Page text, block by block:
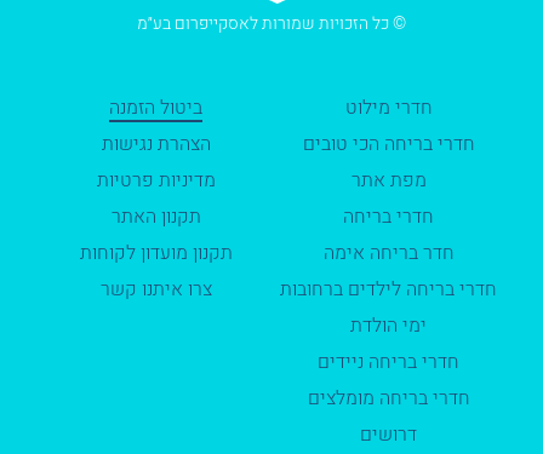
© כל הזכויות שמורות לאסקייפרום בע״מ
ביטול הזמנה
הצהרת נגישות
מדיניות פרטיות
תקנון האתר
תקנון מועדון לקוחות
צרו איתנו קשר
חדרי מילוט
חדרי בריחה הכי טובים
מפת אתר
חדרי בריחה
חדר בריחה אימה
חדרי בריחה לילדים ברחובות
ימי הולדת
חדרי בריחה ניידים
חדרי בריחה מומלצים
דרושים